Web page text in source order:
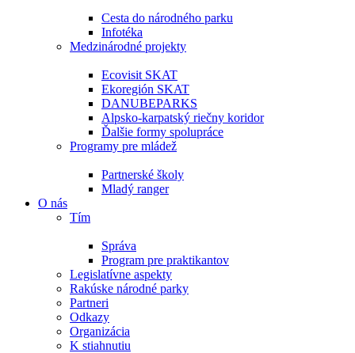
Cesta do národného parku
Infotéka
Medzinárodné projekty
Ecovisit SKAT
Ekoregión SKAT
DANUBEPARKS
Alpsko-karpatský riečny koridor
Ďalšie formy spolupráce
Programy pre mládež
Partnerské školy
Mladý ranger
O nás
Tím
Správa
Program pre praktikantov
Legislatívne aspekty
Rakúske národné parky
Partneri
Odkazy
Organizácia
K stiahnutiu